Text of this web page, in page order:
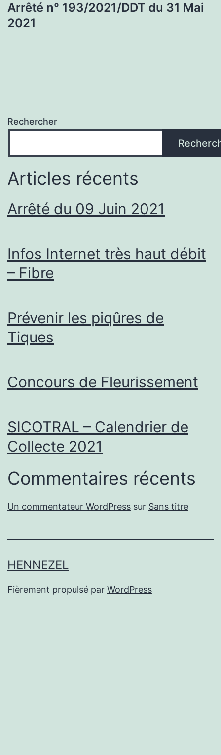
Arrêté n° 193/2021/DDT du 31 Mai
2021
Rechercher
Articles récents
Arrêté du 09 Juin 2021
Infos Internet très haut débit
– Fibre
Prévenir les piqûres de
Tiques
Concours de Fleurissement
SICOTRAL – Calendrier de
Collecte 2021
Commentaires récents
Un commentateur WordPress sur Sans titre
HENNEZEL
Fièrement propulsé par WordPress